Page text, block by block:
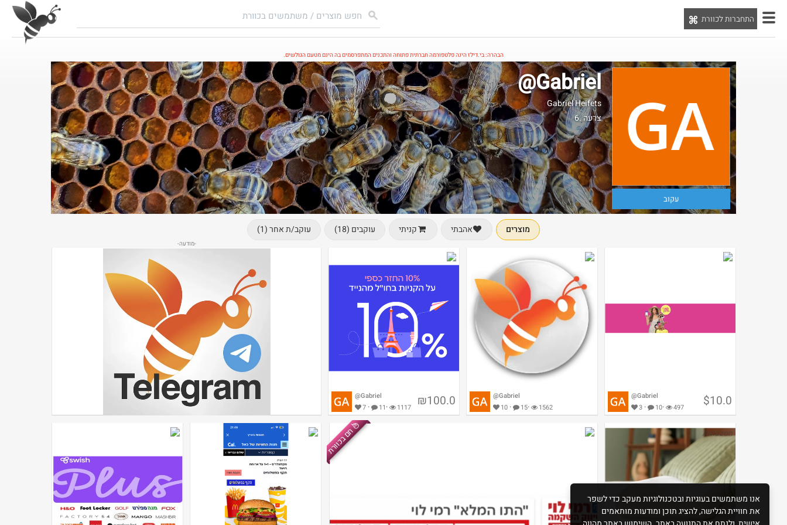
התחברות לכוורת
הבהרה: בי.דילז הינה פלטפורמה חברתית פתוחה והתכנים המתפרסמים בה הינם מטעם הגולשים.
עקוב
@Gabriel
Gabriel Heifets
6. צרעה
מוצרים אהבתי קניתי עוקבים (18) עוקב/ת אחר (1)
ארנק מט״ח $10 מתנה בקניית מט"ח
(כאל)
$10.0
@Gabriel
3 · 10· 497
במטבע חוץ
@Gabriel
10 · 15· 1562
₪100.0
@Gabriel
7 · 11· 1117
Amazon חם בכוורת
אנו משתמשים בעוגיות ובטכנולוגיות מעקב כדי לשפר
את חוויית הגלישה, להציג תוכן ומודעות מותאמים